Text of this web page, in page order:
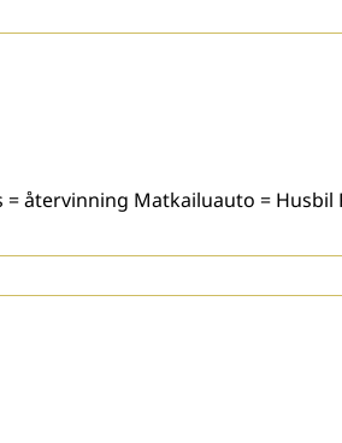
återvinning Matkailuauto =